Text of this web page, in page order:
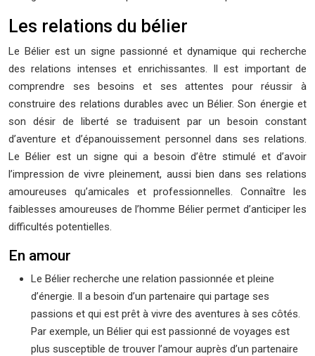
Les relations du bélier
Le Bélier est un signe passionné et dynamique qui recherche
des relations intenses et enrichissantes. Il est important de
comprendre ses besoins et ses attentes pour réussir à
construire des relations durables avec un Bélier. Son énergie et
son désir de liberté se traduisent par un besoin constant
d’aventure et d’épanouissement personnel dans ses relations.
Le Bélier est un signe qui a besoin d’être stimulé et d’avoir
l’impression de vivre pleinement, aussi bien dans ses relations
amoureuses qu’amicales et professionnelles. Connaître les
faiblesses amoureuses de l’homme Bélier permet d’anticiper les
difficultés potentielles.
En amour
Le Bélier recherche une relation passionnée et pleine
d’énergie. Il a besoin d’un partenaire qui partage ses
passions et qui est prêt à vivre des aventures à ses côtés.
Par exemple, un Bélier qui est passionné de voyages est
plus susceptible de trouver l’amour auprès d’un partenaire